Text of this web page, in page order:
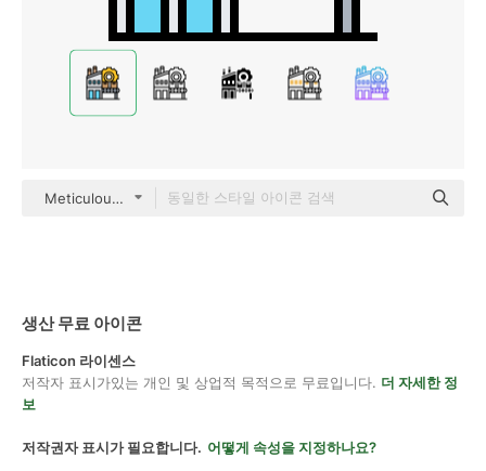
Meticulous Lineal Color
생산 무료 아이콘
Flaticon 라이센스
저작자 표시가있는 개인 및 상업적 목적으로 무료입니다. 더 자세한 정
보
저작권자 표시가 필요합니다. 어떻게 속성을 지정하나요?